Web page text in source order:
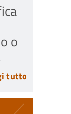
o
tutto